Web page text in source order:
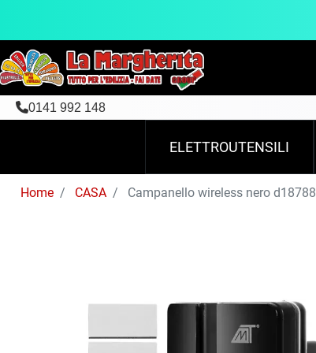
0141 992 148
ELETTROUTENSILI
Home CASA Campanello wireless nero d18788